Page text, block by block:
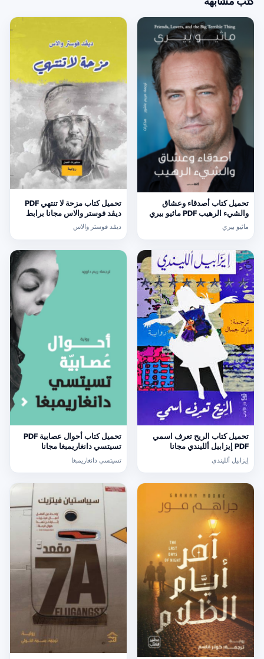
تحميل كتاب أصدقاء وعشاق
والشيء الرهيب PDF ماثيو بيري
مجانا برابط مباشر
ماثيو بيري
تحميل كتاب مزحة لا تنتهي PDF
ديڤد فوستر والاس مجانا برابط
مباشر
ديڤد فوستر والاس
تحميل كتاب الريح تعرف اسمي
PDF إيزابيل ألليندي مجانا
إيزابيل ألليندي
تحميل كتاب أحوال عصابية PDF
تسيتسي دانغاريمبغا مجانا
تسيتسي دانغاريمبغا